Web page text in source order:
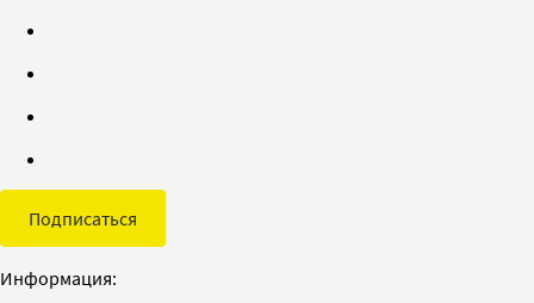
Подписаться
Информация: